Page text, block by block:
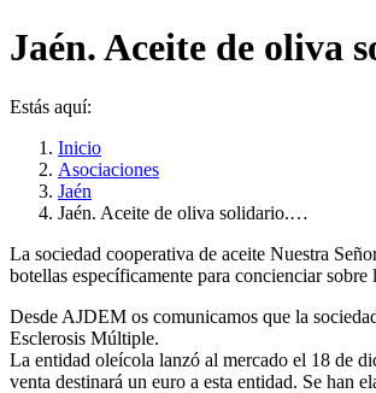
Jaén. Aceite de oliva
Estás aquí:
Inicio
Asociaciones
Jaén
Jaén. Aceite de oliva solidario.…
La sociedad cooperativa de aceite Nuestra
botellas específicamente para concienciar
Desde AJDEM os comunicamos que la
Esclerosis Múltiple.
La entidad oleícola lanzó al mercado el 18 de
venta destinará un euro a esta entidad. Se han